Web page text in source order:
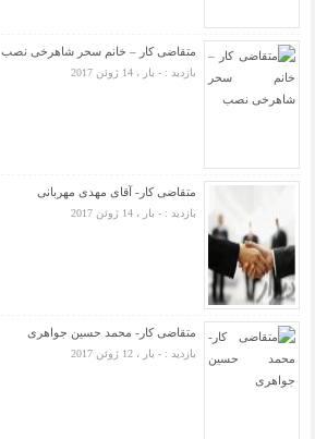
متقاضی کار – خانم سحر شاهرخی نصب
بازدید : - بار ، 14 ژوئن 2017
متقاضی کار- آقای مهدی مهربانی
بازدید : - بار ، 14 ژوئن 2017
متقاضی کار- محمد حسین جواهری
بازدید : - بار ، 12 ژوئن 2017